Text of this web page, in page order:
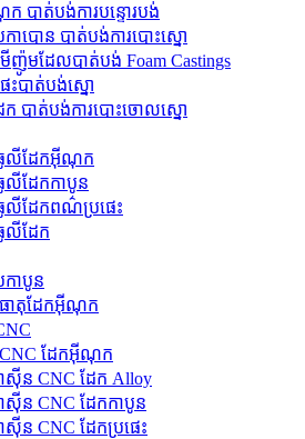
បាត់បង់ការបន្ទោរបង់
កាបោន បាត់បង់ការបោះស្នោ
មដែលបាត់បង់ Foam Castings
ះ​បាត់​បង់​ស្នោ
បាត់បង់ការបោះចោលស្នោ
ធូលីដែកអ៊ីណុក
លីដែកកាបូន
លីដែកពណ៌ប្រផេះ
លីដែក
កាបូន
ាតុដែកអ៊ីណុក
ដែកអ៊ីណុក
ស៊ីន CNC ដែក Alloy
ស៊ីន CNC ដែកកាបូន
ស៊ីន CNC ដែកប្រផេះ